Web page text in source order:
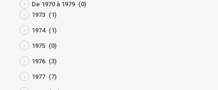
De 1970 à 1979 (0)
1973 (1)
1974 (1)
1975 (0)
1976 (3)
1977 (7)